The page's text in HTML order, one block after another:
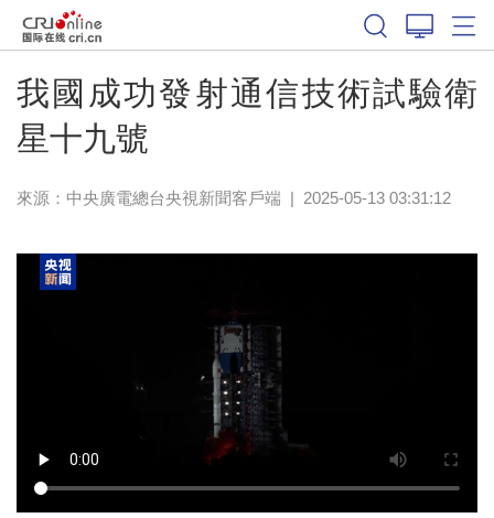
我國成功發射通信技術試驗衛
星十九號
來源： 中央廣電總台央視新聞客戶端 | 2025-05-13 03:31:12